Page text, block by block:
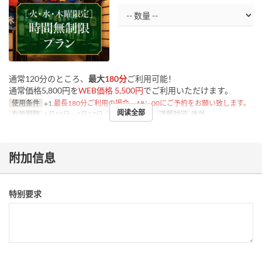
通常120分のところ、 最大180分ご利用可能！
通常価格5,800円をWEB価格 5,500円でご利用いただけます。
使用条件 ※1. 最長180分ご利用の場合、18：00にご予約をお願い致します。
有效期限
6月18日 ~ 9月27日 星期 二, 三, 四 进餐时间 晚餐
阅读全部
附加信息
特别要求